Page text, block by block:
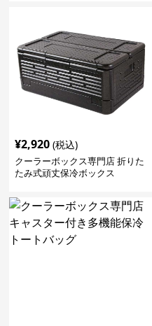
¥2,920 (税込)
クーラーボックス専門店 折りた
たみ式頑丈保冷ボックス